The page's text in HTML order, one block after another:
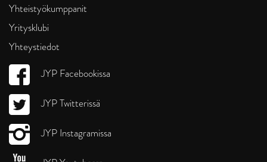
Yhteistyökumppanit
Yritysklubi
Yhteystiedot
JYP Facebookissa
JYP Twitterissä
JYP Instagramissa